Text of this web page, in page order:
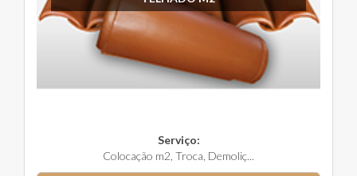
Serviço:
Colocação m2, Troca, Demoliç...